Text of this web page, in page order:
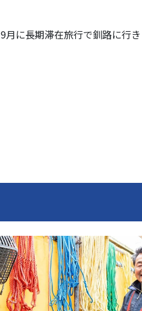
9月に長期滞在旅行で釧路に行